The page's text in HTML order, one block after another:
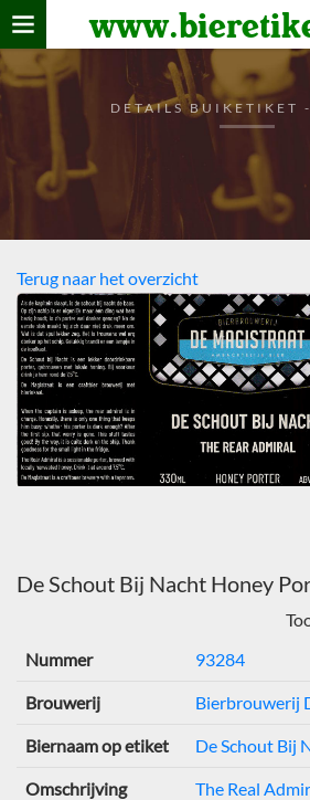
Home
verzamelen
De bierkaart
Bezoekers
DETAILS BUIKETIKET
Terug naar het overzicht
De Schout Bij Nacht Honey
Nummer
93284
Brouwerij Bierbrouwerij
Biernaam op etiket De Schout Bij
Omschrijving The Real